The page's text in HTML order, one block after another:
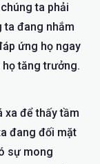
ta phải
ta đang nhắm
ứng họ ngay
tăng trưởng.
xa để thấy tầm
đang đối mặt
sự mong